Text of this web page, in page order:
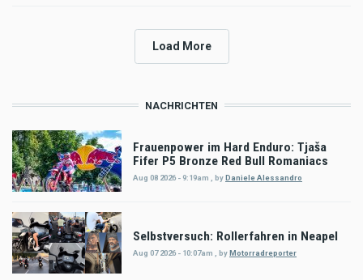
Load More
NACHRICHTEN
Frauenpower im Hard Enduro: Tjaša
Fifer P5 Bronze Red Bull Romaniacs
Aug 08 2026 - 9:19am , by Daniele Alessandro
Selbstversuch: Rollerfahren in Neapel
Aug 07 2026 - 10:07am byMotorradreporter